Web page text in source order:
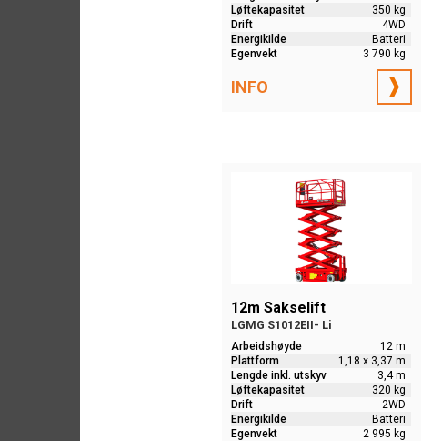
Løftekapasitet
350 kg
Drift
4WD
Energikilde
Batteri
Egenvekt
3 790 kg
INFO
12m Sakselift
LGMG S1012EII- Li
Arbeidshøyde
12 m
Plattform
1,18 x 3,37 m
Lengde inkl. utskyv
3,4 m
Løftekapasitet
320 kg
Drift
2WD
Energikilde
Batteri
Egenvekt
2 995 kg